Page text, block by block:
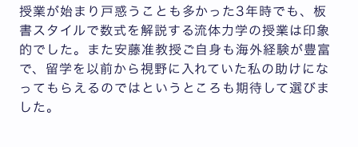
授業が始まり戸惑うことも多かった3年時でも、板
書スタイルで数式を解説する流体力学の授業は印象
的でした。また安藤准教授ご自身も海外経験が豊富
で、留学を以前から視野に入れていた私の助けにな
ってもらえるのではというところも期待して選びま
した。